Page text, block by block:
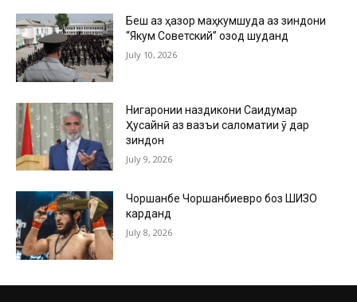
Беш аз ҳазор маҳкумшуда аз зиндони
“Якум Советский” озод шуданд
July 10, 2026
Нигаронии наздикони Саидумар
Ҳусайнӣ аз вазъи саломатии ӯ дар
зиндон
July 9, 2026
Чоршанбе Чоршанбиевро боз ШИЗО
карданд
July 8, 2026